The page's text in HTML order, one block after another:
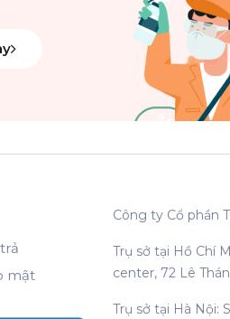
mật
Công ty Cổ phần
Trụ sở tại Hồ Chí
center, 72 Lê
Trụ sở tại Hà Nội: